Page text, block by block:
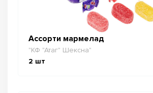
Ассорти мармелад
"КФ "Атаг" Шексна"
2 шт